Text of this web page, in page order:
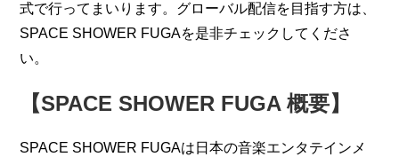
式で行ってまいります。グローバル配信を目指す方は、
SPACE SHOWER FUGAを是非チェックしてくださ
い。
【SPACE SHOWER FUGA 概要】
SPACE SHOWER FUGAは日本の音楽エンタテインメ